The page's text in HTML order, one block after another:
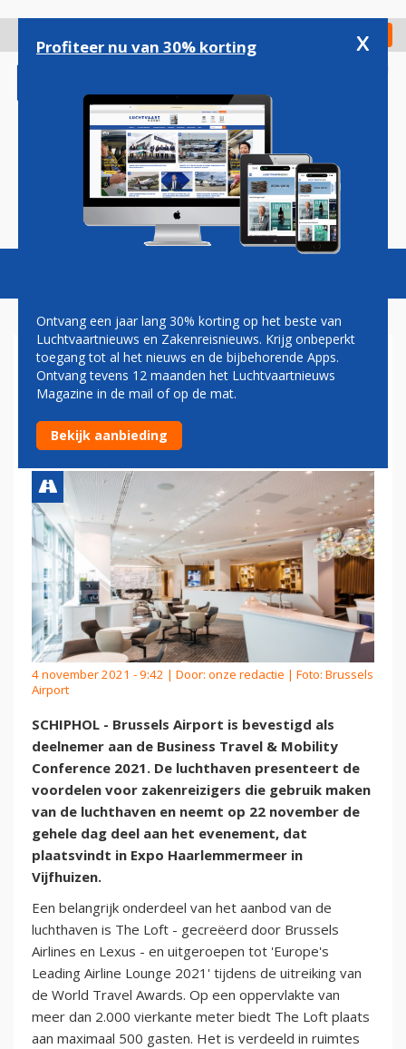
gaan
Check in
Magazine Podcasts Vacatures
BRUSSELS AIRPORT NIEUWE
DEELNEMER
BTMCONFERENCE 2021
4 november 2021 - 9:42 | Door: onze redactie | Foto: Brussels
Airport
SCHIPHOL - Brussels Airport is bevestigd als
deelnemer aan de Business Travel & Mobility
Conference 2021. De luchthaven presenteert de
voordelen voor zakenreizigers die gebruik maken
van de luchthaven en neemt op 22 november de
gehele dag deel aan het evenement, dat
plaatsvindt in Expo Haarlemmermeer in
Vijfhuizen.
Een belangrijk onderdeel van het aanbod van de
luchthaven is The Loft - gecreëerd door Brussels
Airlines en Lexus - en uitgeroepen tot 'Europe's
Leading Airline Lounge 2021' tijdens de uitreiking van
de World Travel Awards. Op een oppervlakte van
meer dan 2.000 vierkante meter biedt The Loft plaats
aan maximaal 500 gasten. Het is verdeeld in ruimtes
Profiteer nu van 30% korting x
Ontvang een jaar lang 30% korting op het beste van
Luchtvaartnieuws en Zakenreisnieuws. Krijg onbeperkt
toegang tot al het nieuws en de bijbehorende Apps.
Ontvang tevens 12 maanden het Luchtvaartnieuws
Magazine in de mail of op de mat.
Bekijk aanbieding